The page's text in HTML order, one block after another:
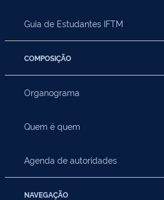
Guia de Estudantes IFTM
COMPOSIÇÃO
Organograma
Quem é quem
Agenda de autoridades
NAVEGAÇÃO